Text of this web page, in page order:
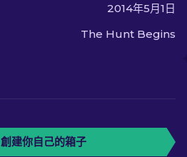
2014年5月1日
The Hunt Begins
創建你自己的箱子